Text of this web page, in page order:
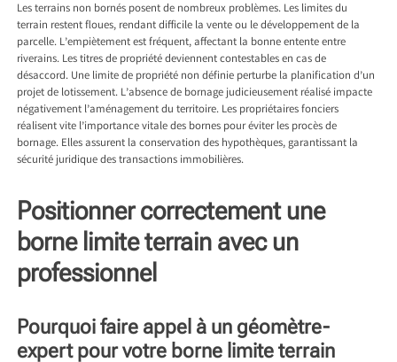
Les terrains non bornés posent de nombreux problèmes. Les limites du
terrain restent floues, rendant difficile la vente ou le développement de la
parcelle. L’empiètement est fréquent, affectant la bonne entente entre
riverains. Les titres de propriété deviennent contestables en cas de
désaccord. Une limite de propriété non définie perturbe la planification d’un
projet de lotissement. L’absence de bornage judicieusement réalisé impacte
négativement l’aménagement du territoire. Les propriétaires fonciers
réalisent vite l’importance vitale des bornes pour éviter les procès de
bornage. Elles assurent la conservation des hypothèques, garantissant la
sécurité juridique des transactions immobilières.
Positionner correctement une
borne limite terrain avec un
professionnel
Pourquoi faire appel à un géomètre-
expert pour votre borne limite terrain